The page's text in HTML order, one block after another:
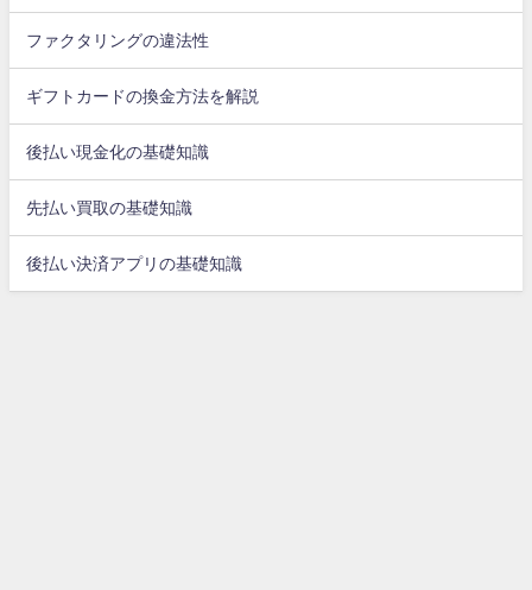
ファクタリングの違法性
ギフトカードの換金方法を解説
後払い現金化の基礎知識
先払い買取の基礎知識
後払い決済アプリの基礎知識